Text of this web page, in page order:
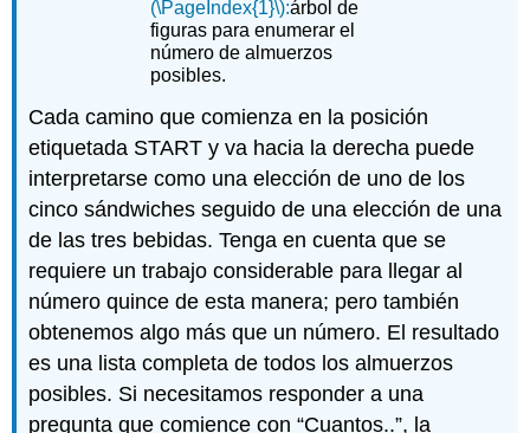
(\PageIndex{1}\):árbol de
figuraspara enumerar el
número de almuerzos
posibles.
Cada camino que comienza en la posición
etiquetada START y va hacia la derecha puede
interpretarse como una elección de uno de los
cinco sándwiches seguido de una elección de una
de las tres bebidas. Tenga en cuenta que se
requiere un trabajo considerable para llegar al
número quince de esta manera; pero también
obtenemos algo más que un número. El resultado
es una lista completa de todos los almuerzos
posibles. Si necesitamos responder a una
pregunta que comience con “Cuantos..”, la